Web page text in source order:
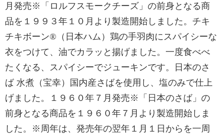
月発売※「ロルフスモークチーズ」の前身となる商
品を１９９３年１０月より製造開始しました。チキ
チキボーン®（日本ハム）鶏の手羽肉にスパイシーな
衣をつけて、油でカラッと揚げました。一度食べべ
たくなる、スパイシーでジューキンです。日本のさ
ば 水煮（宝幸）国内産さばを使用し、塩のみで仕上
げました。１９６０年７月発売※「日本のさば」の
前身となる商品を１９６０年７月より製造開始しま
した。※周年は、発売年の翌年１月１日からを一周